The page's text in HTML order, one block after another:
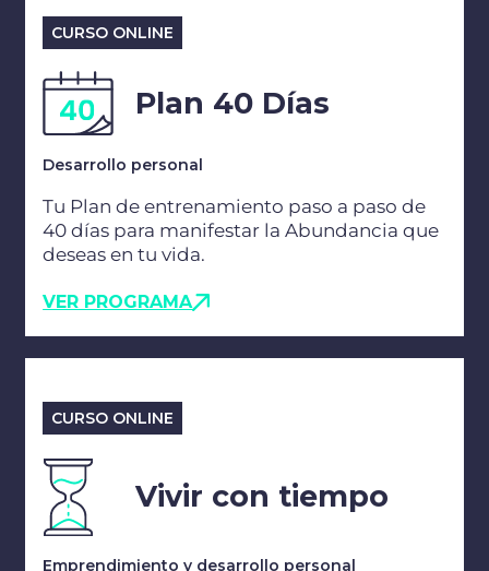
CURSO ONLINE
Plan 40 Días
Desarrollo personal
Tu Plan de entrenamiento paso a paso de
40 días para manifestar la Abundancia que
deseas en tu vida.
VER PROGRAMA
CURSO ONLINE
Vivir con tiempo
Emprendimiento y desarrollo personal